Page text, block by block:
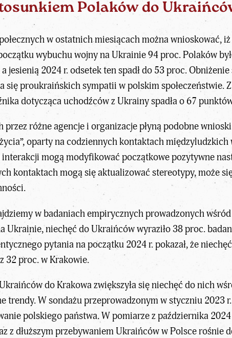
Polaków do
w ostatnich miesiącach można wnioskować,
wybuchu wojny na Ukrainie 94 proc. Polaków
jesienią 2024 r. odsetek ten spadł do 53 proc.
się proukraińskich sympatii w polskim społeczeństwie.
dotycząca uchodźców z Ukrainy spadła o 67
różne agencje i organizacje płyną podobne
oparty na codziennych kontaktach
mogą modyfikować początkowe pozytywne
kontaktach mogą się aktualizować stereotypy, może
w badaniach empirycznych prowadzonych
Ukrainie, niechęć do Ukraińców wyraziło 38 proc.
pytania na początku 2024 r. pokazał, że
32 proc. w Krakowie.
do Krakowa zwiększyła się niechęć do nich
trendy. W sondażu przeprowadzonym w styczniu 2023
polskiego państwa. W pomiarze z października
z dłuższym przebywaniem Ukraińców w Polsce rośnie